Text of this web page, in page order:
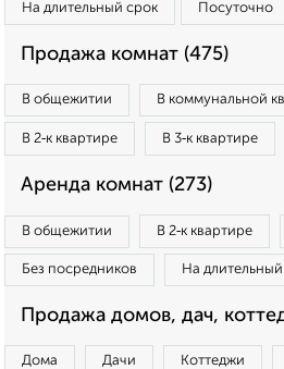
На длительный срок Посуточно
Продажа комнат (475)
В общежитии В коммунальной
В 2‑к квартире В 3‑к квартире
Аренда комнат (273)
В общежитии В 2‑к квартире
Без посредников На
Продажа домов, дач,
Дома Дачи Коттеджи